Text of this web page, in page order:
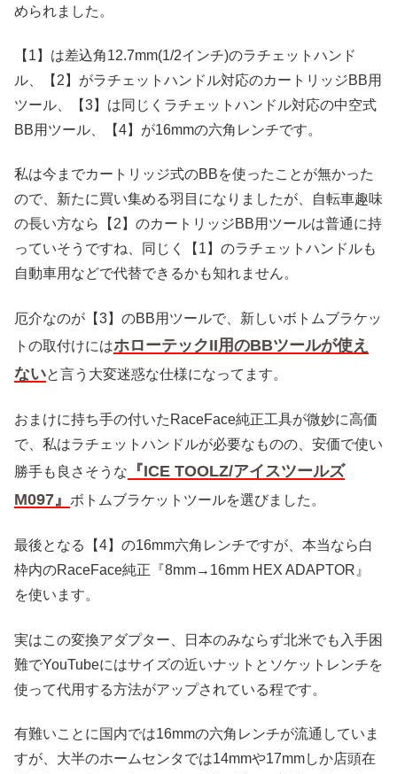
められました。
【1】は差込角12.7mm(1/2インチ)のラチェットハンド
ル、【2】がラチェットハンドル対応のカートリッジBB用
ツール、【3】は同じくラチェットハンドル対応の中空式
BB用ツール、【4】が16mmの六角レンチです。
私は今までカートリッジ式のBBを使ったことが無かった
ので、新たに買い集める羽目になりましたが、自転車趣味
の長い方なら【2】のカートリッジBB用ツールは普通に持
っていそうですね、同じく【1】のラチェットハンドルも
自動車用などで代替できるかも知れません。
厄介なのが【3】のBB用ツールで、新しいボトムブラケッ
トの取付けにはホローテックII用のBBツールが使え
ないと言う大変迷惑な仕様になってます。
おまけに持ち手の付いたRaceFace純正工具が微妙に高価
で、私はラチェットハンドルが必要なものの、安価で使い
勝手も良さそうな
『ICE TOOLZ/アイスツールズ
M097』
ボトムブラケットツールを選びました。
最後となる【4】の16mm六角レンチですが、本当なら白
枠内のRaceFace純正『8mm→16mm HEX ADAPTOR』
を使います。
実はこの変換アダプター、日本のみならず北米でも入手困
難でYouTubeにはサイズの近いナットとソケットレンチを
使って代用する方法がアップされている程です。
有難いことに国内では16mmの六角レンチが流通していま
すが、大半のホームセンタでは14mmや17mmしか店頭在